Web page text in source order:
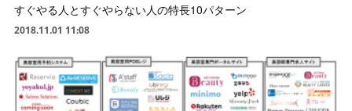
すぐやる人とすぐやらない人の特長10パターン
2018.11.01 11:08